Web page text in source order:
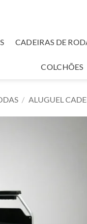
CADEIRAS DE
COLCHÕES
/ ALUGUEL